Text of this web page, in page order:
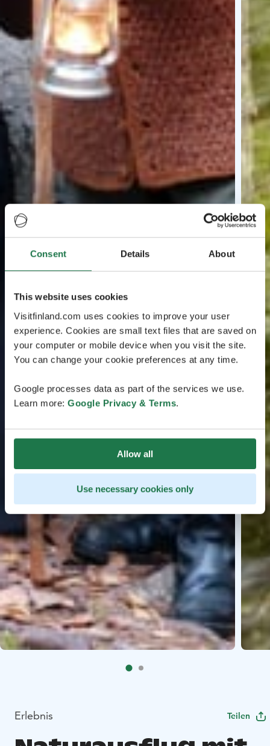
Consent Details About
This website uses cookies
Visitfinland.com uses cookies to improve your user
experience. Cookies are small text files that are saved on
your computer or mobile device when you visit the site.
You can change your cookie preferences at any time.
Google processes data as part of the services we use.
Learn more: Google Privacy & Terms.
Allow all
Use necessary cookies only
Erlebnis Teilen